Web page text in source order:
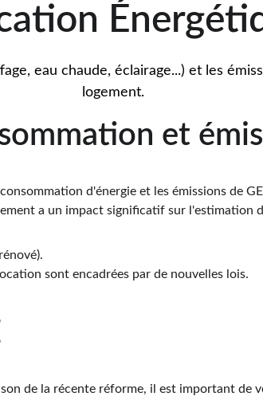
eau chaude, éclairage...) et les
logement.
de la récente réforme, il est important de
et
d'énergie et les émissions de
a un impact significatif sur l'estimation
sont encadrées par de nouvelles lois.